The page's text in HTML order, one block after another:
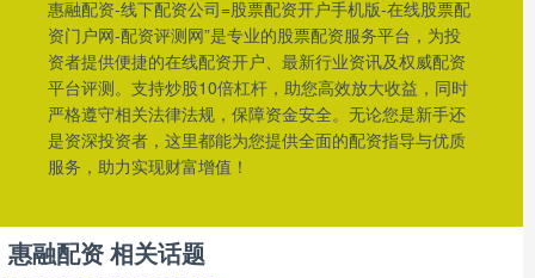
惠融配资-线下配资公司=股票配资开户手机版-在线股票配
资门户网-配资评测网”是专业的股票配资服务平台，为投
资者提供便捷的在线配资开户、最新行业资讯及权威配资
平台评测。支持炒股10倍杠杆，助您高效放大收益，同时
严格遵守相关法律法规，保障资金安全。无论您是新手还
是资深投资者，这里都能为您提供全面的配资指导与优质
服务，助力实现财富增值！
惠融配资 相关话题